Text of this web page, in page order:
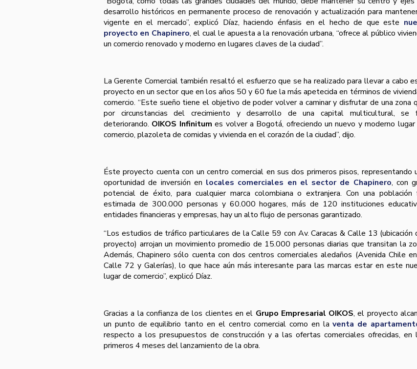
desarrollo históricos en permanente proceso de renovación y actualización para
vigente en el mercado”, explicó Díaz, haciendo énfasis en el hecho de que este
proyecto en Chapinero, el cual le apuesta a la renovación urbana, “ofrece al público
un comercio renovado y moderno en lugares claves de la ciudad”.
La Gerente Comercial también resaltó el esfuerzo que se ha realizado para llevar a cabo
proyecto en un sector que en los años 50 y 60 fue la más apetecida en términos de
comercio. “Este sueño tiene el objetivo de poder volver a caminar y disfrutar de una zona
por circunstancias del crecimiento y desarrollo de una capital multicultural, se
deteriorando. OIKOS Infinitum es volver a Bogotá, ofreciendo un nuevo y moderno lugar
comercio, plazoleta de comidas y vivienda en el corazón de la ciudad”, dijo.
Éste proyecto cuenta con un centro comercial en sus dos primeros pisos, representando
oportunidad de inversión en locales comerciales en el sector de Chapinero, con
potencial de éxito, para cualquier marca colombiana o extranjera. Con una población
estimada de 300.000 personas y 60.000 hogares, más de 120 instituciones
entidades financieras y empresas, hay un alto flujo de personas garantizado.
“Los estudios de tráfico particulares de la Calle 59 con Av. Caracas & Calle 13 (ubicación
proyecto) arrojan un movimiento promedio de 15.000 personas diarias que transitan la
Además, Chapinero sólo cuenta con dos centros comerciales aledaños (Avenida Chile
Calle 72 y Galerías), lo que hace aún más interesante para las marcas estar en este
lugar de comercio”, explicó Díaz.
Gracias a la confianza de los clientes en el Grupo Empresarial OIKOS, el proyecto
un punto de equilibrio tanto en el centro comercial como en laventa de
respecto a los presupuestos de construcción y a las ofertas comerciales ofrecidas, en
primeros 4 meses del lanzamiento de la obra.